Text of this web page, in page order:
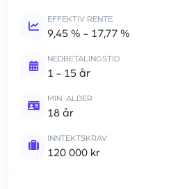
EFFEKTIV RENTE
9,45 % - 17,77 %
NEDBETALINGSTID
1 - 15 år
MIN. ALDER
18 år
INNTEKTSKRAV
120 000 kr